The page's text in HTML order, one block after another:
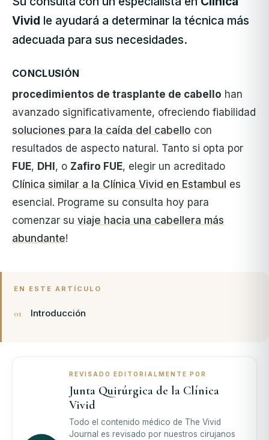
Vivid le ayudará a determinar la técnica más
adecuada para sus necesidades.
CONCLUSIÓN
procedimientos de trasplante de cabello han
avanzado significativamente, ofreciendo fiabilidad
soluciones para la caída del cabello con
resultados de aspecto natural. Tanto si opta por
FUE, DHI, o Zafiro FUE, elegir un acreditado
Clínica similar a la Clínica Vivid en Estambul es
esencial. Programe su consulta hoy para
comenzar su viaje hacia una cabellera más
abundante!
EN ESTE ARTÍCULO
Introducción
REVISADO EDITORIALMENTE POR
Junta Quirúrgica de la Clínica
Vivid
Todo el contenido médico de The Vivid
Journal es revisado por nuestros cirujanos